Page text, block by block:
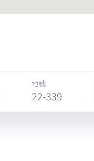
地號
22-339